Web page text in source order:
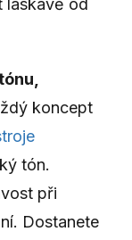
laskavě od
koncept
tón.
při
Dostanete